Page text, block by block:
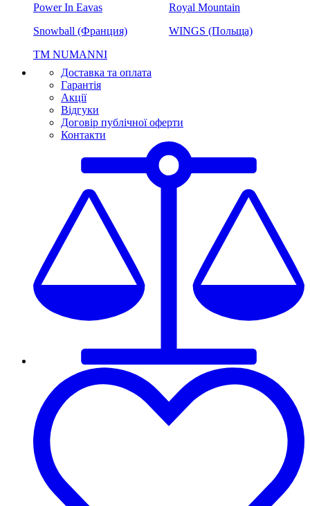
Power In Eavas
Royal Mountain
Snowball (Франция)
WINGS (Польща)
ТМ NUMANNI
Доставка та оплата
Гарантія
Акції
Відгуки
Договір публічної оферти
Контакти